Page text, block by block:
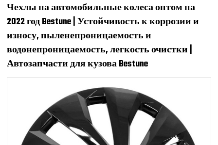
Чехлы на автомобильные колеса оптом на
2022 год Bestune | Устойчивость к коррозии и
износу, пыленепроницаемость и
водонепроницаемость, легкость очистки |
Автозапчасти для кузова Bestune